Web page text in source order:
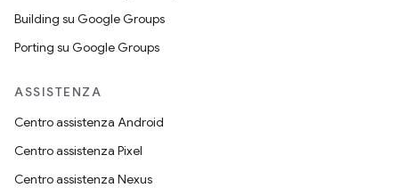
Building su Google Groups
Porting su Google Groups
ASSISTENZA
Centro assistenza Android
Centro assistenza Pixel
Centro assistenza Nexus